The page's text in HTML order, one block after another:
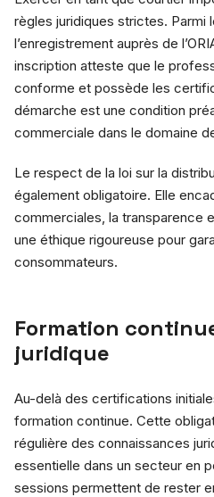
règles juridiques strictes. Parmi
l’enregistrement auprès de
inscription atteste que le
conforme et possède les
démarche est une condition
commerciale dans le domaine
Le respect de la loi sur la
également obligatoire. Elle
commerciales, la transparence
une éthique rigoureuse pour
consommateurs.
Formation
juridique
Au-delà des certifications
formation continue. Cette
régulière des connaissances
essentielle dans un secteur en
sessions permettent de rester